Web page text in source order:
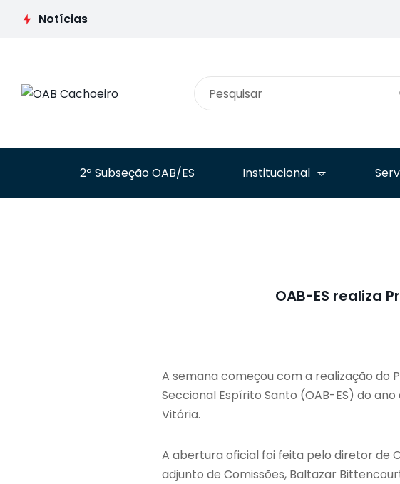
Notícias
2ª Subseção OAB/ES Institucional
OAB-ES realiza
A semana começou com a realização do
Seccional Espírito Santo (OAB-ES) do
Vitória.
A abertura oficial foi feita pelo diretor de
adjunto de Comissões, Baltazar